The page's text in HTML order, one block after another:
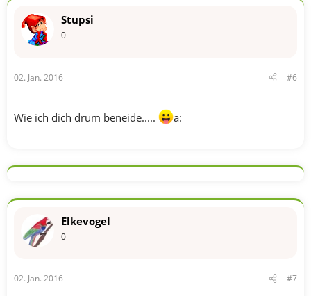
Stupsi
0
02. Jan. 2016 #6
Wie ich dich drum beneide..... a:
Elkevogel
0
02. Jan. 2016 #7